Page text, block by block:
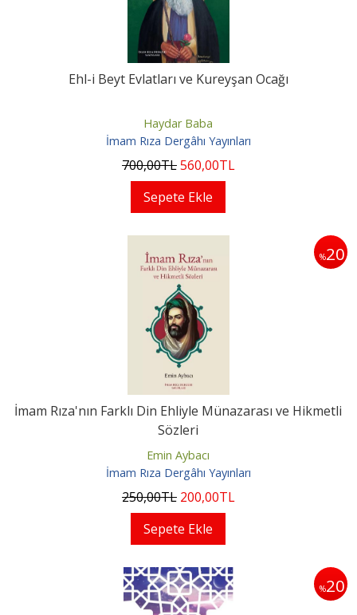
Ehl-i Beyt Evlatları ve Kureyşan Ocağı
Haydar Baba
İmam Rıza Dergâhı Yayınları
700,00TL560,00TL
Sepete Ekle
%20
İmam Rıza'nın Farklı Din Ehliyle Münazarası ve Hikmetli
Sözleri
Emin Aybacı
İmam Rıza Dergâhı Yayınları
250,00TL 200,00TL
Sepete Ekle
%20